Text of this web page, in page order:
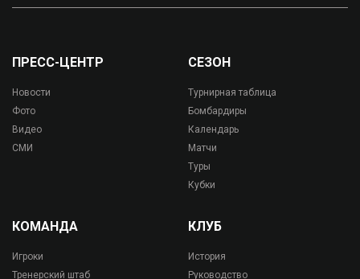
ПРЕСС-ЦЕНТР
Новости
Фото
Видео
СМИ
СЕЗОН
Турнирная таблица
Бомбардиры
Календарь
Матчи
Туры
Кубки
КОМАНДА
Игроки
Тренерский штаб
КЛУБ
История
Руководство